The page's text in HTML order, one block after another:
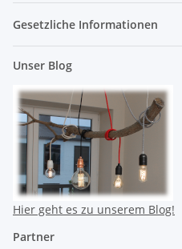
Gesetzliche Informationen
Unser Blog
Hier geht es zu unserem Blog!
Partner